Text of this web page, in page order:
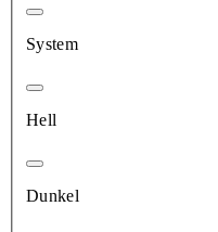
System
Hell
Dunkel